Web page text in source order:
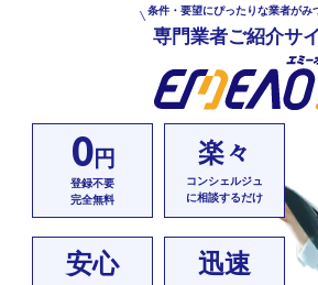
条件・要望にぴったりな業者がみ
専門業者ご紹介サ
0円
登録不要
完全無料
楽々
コンシェルジュ
に相談するだけ
安心 迅速